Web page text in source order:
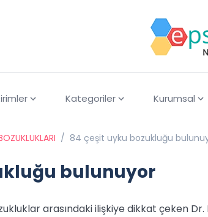
Kategoriler Kurumsal
/ 84 çeşit uyku bozukluğu
bulunuyor
arasındaki ilişkiye dikkat çeken